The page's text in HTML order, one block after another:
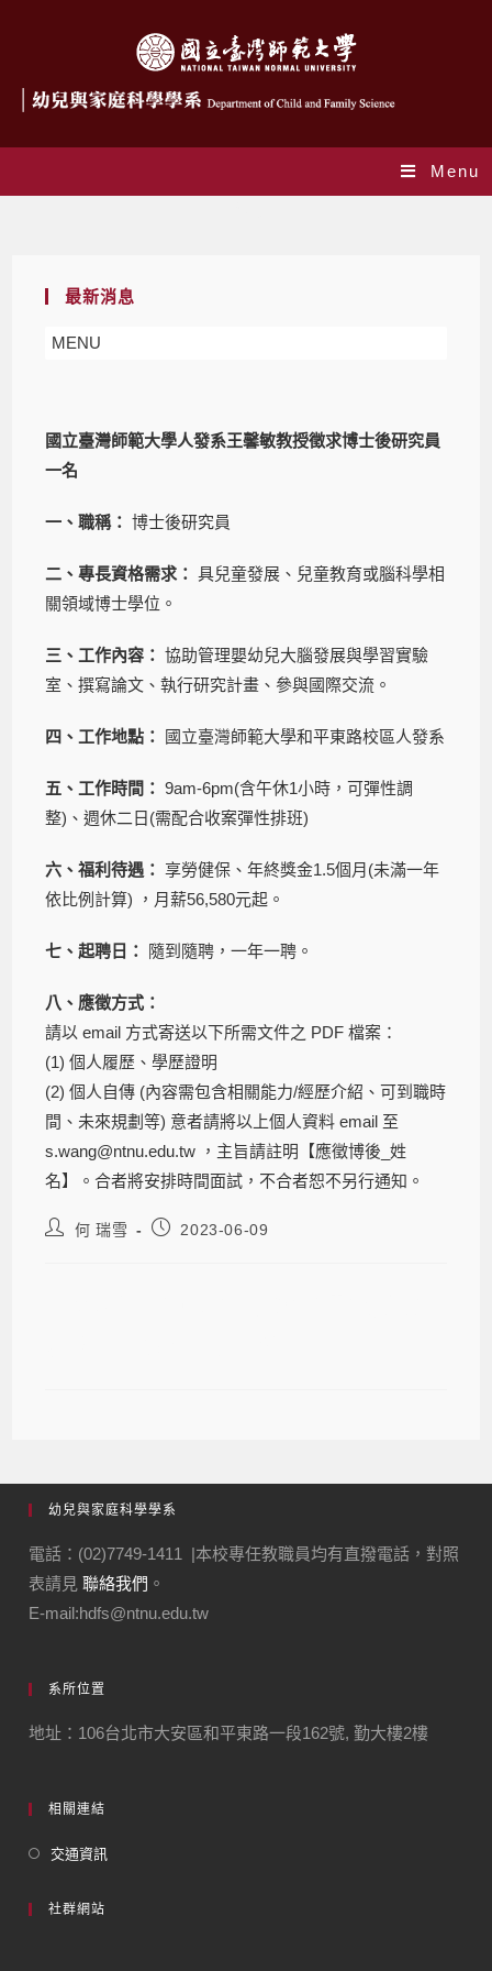
Menu
最新消息
MENU
國立臺灣師範大學人發系王馨敏教授徵求博士後研究員
一名
一、職稱： 博士後研究員
二、專長資格需求： 具兒童發展、兒童教育或腦科學相
關領域博士學位。
三、工作內容： 協助管理嬰幼兒大腦發展與學習實驗
室、撰寫論文、執行研究計畫、參與國際交流。
四、工作地點： 國立臺灣師範大學和平東路校區人發系
五、工作時間： 9am-6pm(含午休1小時，可彈性調
整)、週休二日(需配合收案彈性排班)
六、福利待遇： 享勞健保、年終獎金1.5個月(未滿一年
依比例計算) ，月薪56,580元起。
七、起聘日： 隨到隨聘，一年一聘。
八、應徵方式：
請以 email 方式寄送以下所需文件之 PDF 檔案：
(1) 個人履歷、學歷證明
(2) 個人自傳 (內容需包含相關能力/經歷介紹、可到職時
間、未來規劃等) 意者請將以上個人資料 email 至
s.wang@ntnu.edu.tw ，主旨請註明【應徵博後_姓
名】。合者將安排時間面試，不合者恕不另行通知。
何 瑞雪 2023-06-09
幼兒與家庭科學學系
電話：(02)7749-1411 |本校專任教職員均有直撥電話，對照
表請見聯絡我們 。
E-mail:hdfs@ntnu.edu.tw
系所位置
地址：106台北市大安區和平東路一段162號, 勤大樓2樓
相關連結
交通資訊
社群網站